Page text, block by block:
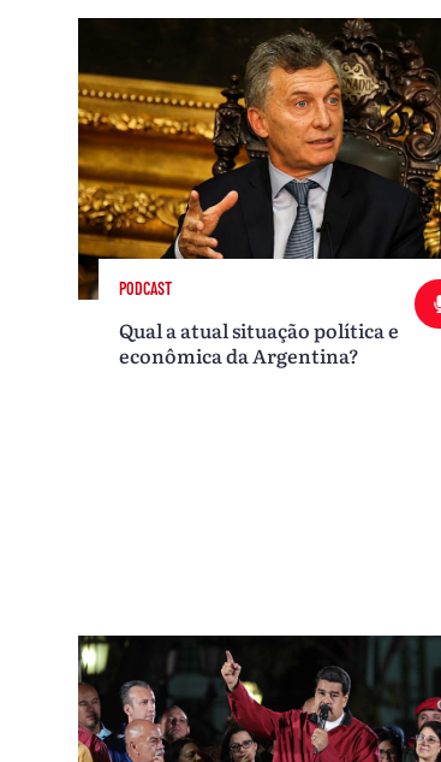
PODCAST
Qual a atual situação política e
econômica da Argentina?